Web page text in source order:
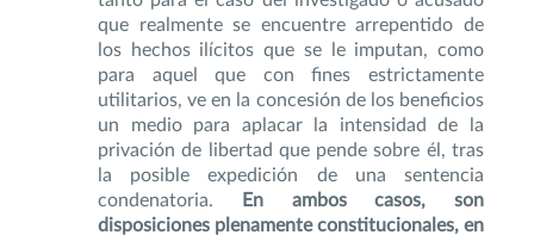
que realmente se encuentre arrepentido de
los hechos ilícitos que se le imputan, como
para aquel que con fines estrictamente
utilitarios, ve en la concesión de los beneficios
un medio para aplacar la intensidad de la
privación de libertad que pende sobre él, tras
la posible expedición de una sentencia
condenatoria. En ambos casos, son
disposiciones plenamente constitucionales, en